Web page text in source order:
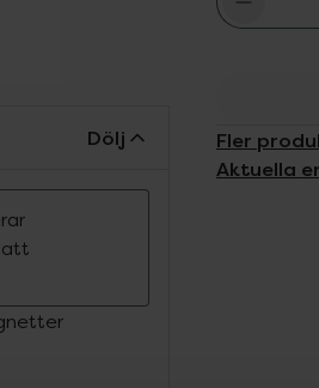
Fler
Aktuella
Dölj
att